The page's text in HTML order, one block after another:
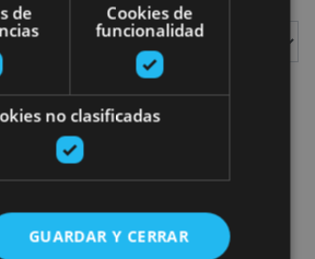
de
Cookies de
funcionalidad
no clasificadas
GUARDAR Y CERRAR